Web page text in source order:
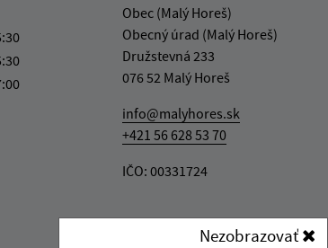
Obec (Malý Horeš)
Obecný úrad (Malý Horeš)
Družstevná 233
076 52 Malý Horeš
info@malyhores.sk
+421 56 628 53 70
IČO: 00331724
Nezobrazovať